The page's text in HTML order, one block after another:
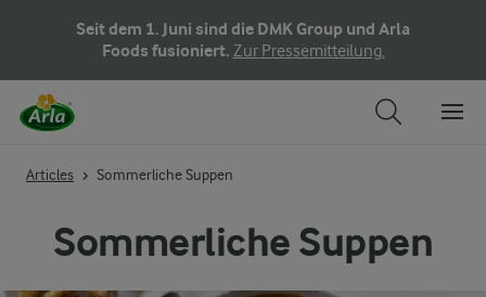
Seit dem 1. Juni sind die DMK Group und Arla
Foods fusioniert. Zur Pressemitteilung.
Articles Sommerliche Suppen
Sommerliche Suppen